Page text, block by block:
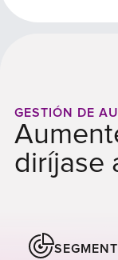
GESTIÓN DE
diríjase